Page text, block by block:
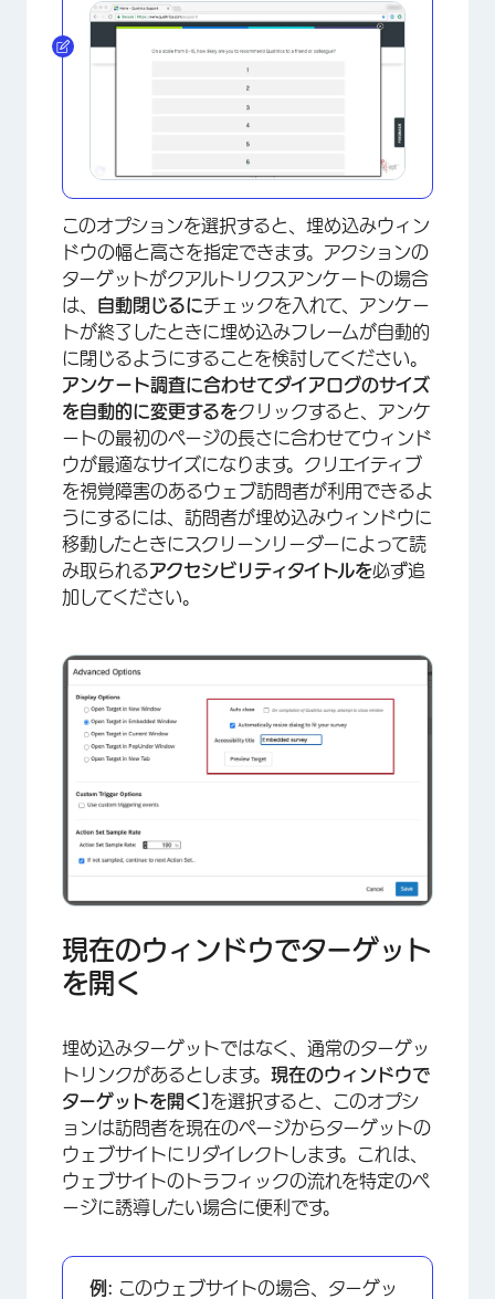
×
このオプションを選択すると、埋め込みウィン
ドウの幅と高さを指定できます。アクションの
ターゲットがクアルトリクスアンケートの場合
は、 自動閉じるにチェックを入れて、アンケー
トが終了したときに埋め込みフレームが自動的
に閉じるようにすることを検討してください。
アンケート調査に合わせてダイアログのサイズ
を自動的に変更するをクリックすると、アンケ
ートの最初のページの長さに合わせてウィンド
ウが最適なサイズになります。クリエイティブ
を視覚障害のあるウェブ訪問者が利用できるよ
うにするには、訪問者が埋め込みウィンドウに
移動したときにスクリーンリーダーによって読
み取られるアクセシビリティタイトルを必ず追
加してください。
現在のウィンドウでターゲット
を開く
埋め込みターゲットではなく、通常のターゲッ
トリンクがあるとします。 現在のウィンドウで
ターゲットを開く] を選択すると、このオプシ
ョンは訪問者を現在のページからターゲットの
ウェブサイトにリダイレクトします。これは、
ウェブサイトのトラフィックの流れを特定のペ
ージに誘導したい場合に便利です。
例: このウェブサイトの場合、ターゲッ